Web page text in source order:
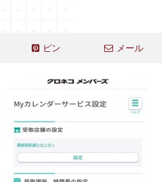
ピン メール